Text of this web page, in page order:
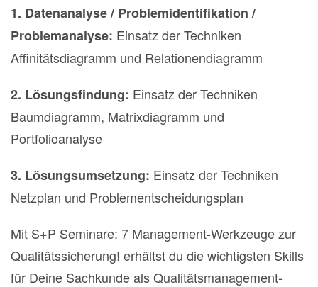
1. Datenanalyse / Problemidentifikation /
Problemanalyse: Einsatz der Techniken
Affinitätsdiagramm und Relationendiagramm
2. Lösungsfindung: Einsatz der Techniken
Baumdiagramm, Matrixdiagramm und
Portfolioanalyse
3. Lösungsumsetzung: Einsatz der Techniken
Netzplan und Problementscheidungsplan
Mit S+P Seminare: 7 Management-Werkzeuge zur
Qualitätssicherung! erhältst du die wichtigsten Skills
für Deine Sachkunde als Qualitätsmanagement-